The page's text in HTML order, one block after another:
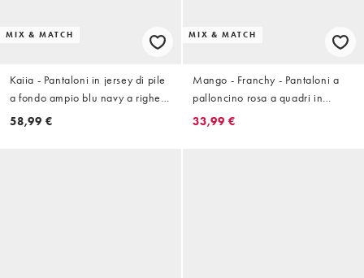
MIX & MATCH
Kaiia - Pantaloni in jersey di pile
a fondo ampio blu navy a righe
con coulisse in coordinato
58,99 €
MIX & MATCH
Mango - Franchy - Pantaloni a
palloncino rosa a quadri in
coordinato
33,99 €